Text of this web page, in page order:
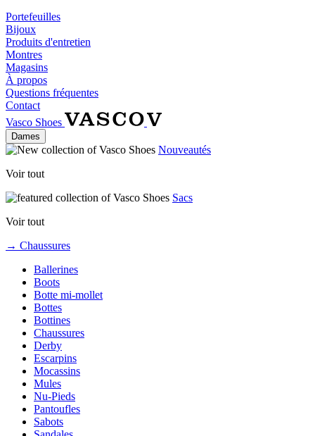
Portefeuilles
Bijoux
Produits d'entretien
Montres
Magasins
À propos
Questions fréquentes
Contact
Vasco Shoes
Dames
Nouveautés
Voir tout
Sacs
Voir tout
→ Chaussures
Ballerines
Boots
Botte mi-mollet
Bottes
Bottines
Chaussures
Derby
Escarpins
Mocassins
Mules
Nu-Pieds
Pantoufles
Sabots